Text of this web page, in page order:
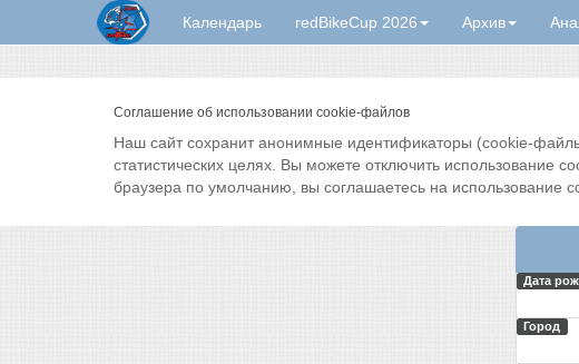
Календарь redBikeCup 2026 Архив
Соглашение об использовании cookie-файлов
Наш сайт сохранит анонимные идентификаторы (cookie-
статистических целях. Вы можете отключить использование
браузера по умолчанию, вы соглашаетесь на
Дата
Город